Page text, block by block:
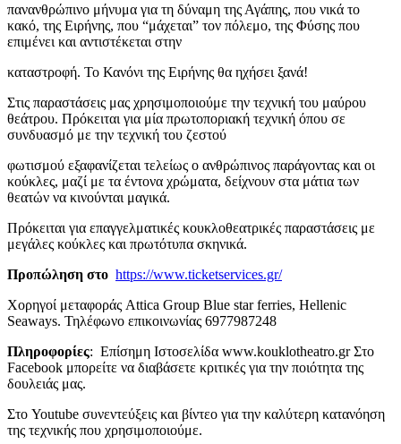
πανανθρώπινο μήνυμα για τη δύναμη της Αγάπης, που νικά το
κακό, της Ειρήνης, που “μάχεται” τον πόλεμο, της Φύσης που
επιμένει και αντιστέκεται στην
καταστροφή. Το Κανόνι της Ειρήνης θα ηχήσει ξανά!
Στις παραστάσεις μας χρησιμοποιούμε την τεχνική του μαύρου
θεάτρου. Πρόκειται για μία πρωτοποριακή τεχνική όπου σε
συνδυασμό με την τεχνική του ζεστού
φωτισμού εξαφανίζεται τελείως ο ανθρώπινος παράγοντας και οι
κούκλες, μαζί με τα έντονα χρώματα, δείχνουν στα μάτια των
θεατών να κινούνται μαγικά.
Πρόκειται για επαγγελματικές κουκλοθεατρικές παραστάσεις με
μεγάλες κούκλες και πρωτότυπα σκηνικά.
Προπώληση στο https://www.ticketservices.gr/
Χορηγοί μεταφοράς Attica Group Blue star ferries, Hellenic
Seaways. Τηλέφωνο επικοινωνίας 6977987248
Πληροφορίες: Επίσημη Ιστοσελίδα www.kouklotheatro.gr Στο
Facebook μπορείτε να διαβάσετε κριτικές για την ποιότητα της
δουλειάς μας.
Στο Youtube συνεντεύξεις και βίντεο για την καλύτερη κατανόηση
της τεχνικής που χρησιμοποιούμε.